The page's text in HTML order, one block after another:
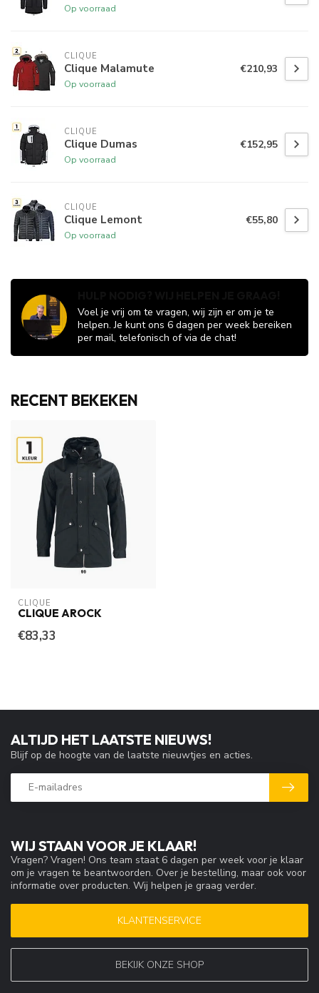
Op voorraad
CLIQUE
Clique Malamute
Op voorraad
€210,93
CLIQUE
Clique Dumas
Op voorraad
€152,95
CLIQUE
Clique Lemont
Op voorraad
€55,80
Voel je vrij om te vragen, wij zijn er om je te
helpen. Je kunt ons 6 dagen per week bereiken
per mail, telefonisch of via de chat!
RECENT BEKEKEN
CLIQUE
CLIQUE AROCK
€83,33
WIJ STAAN VOOR JE KLAAR!
Vragen? Vragen! Ons team staat 6 dagen per week voor je klaar
om je vragen te beantwoorden. Over je bestelling, maar ook voor
informatie over producten. Wij helpen je graag verder.
KLANTENSERVICE
BEKIJK ONZE SHOP
ALTIJD HET LAATSTE NIEUWS!
Blijf op de hoogte van de laatste nieuwtjes en acties.